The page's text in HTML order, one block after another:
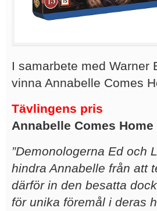
I samarbete med Warner
vinna Annabelle Comes
Tävlingens pris
Annabelle Comes
”Demonologerna Ed och
hindra Annabelle från att
därför in den besatta
för unika föremål i deras